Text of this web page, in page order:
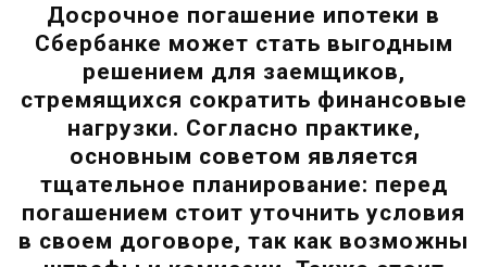
Досрочное погашение ипотеки в
Сбербанке может стать выгодным
решением для заемщиков,
стремящихся сократить финансовые
нагрузки. Согласно практике,
основным советом является
тщательное планирование: перед
погашением стоит уточнить условия
в своем договоре, так как возможны